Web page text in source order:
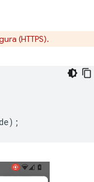
(HTTPS).
);